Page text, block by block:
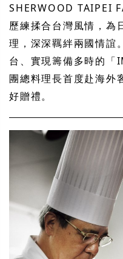
SHERWOOD TAIPEI
歷練揉合台灣風情，為
理，深深羈絆兩國情誼
台、實現籌備多時的「
團總料理長首度赴海外
好贈禮。